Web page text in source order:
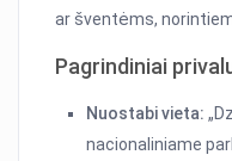
ar šventėms,
Pagrindiniai
Nuostabi vieta:
nacionaliniame